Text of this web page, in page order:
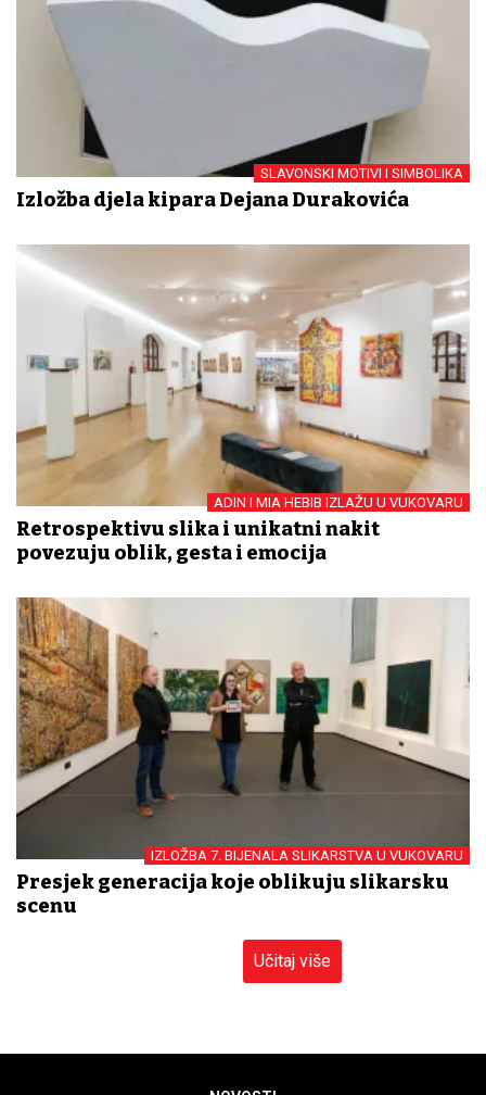
SLAVONSKI MOTIVI I SIMBOLIKA
Izložba djela kipara Dejana Durakovića
ADIN I MIA HEBIB IZLAŽU U VUKOVARU
Retrospektivu slika i unikatni nakit
povezuju oblik, gesta i emocija
IZLOŽBA 7. BIJENALA SLIKARSTVA U VUKOVARU
Presjek generacija koje oblikuju slikarsku
scenu
Učitaj više